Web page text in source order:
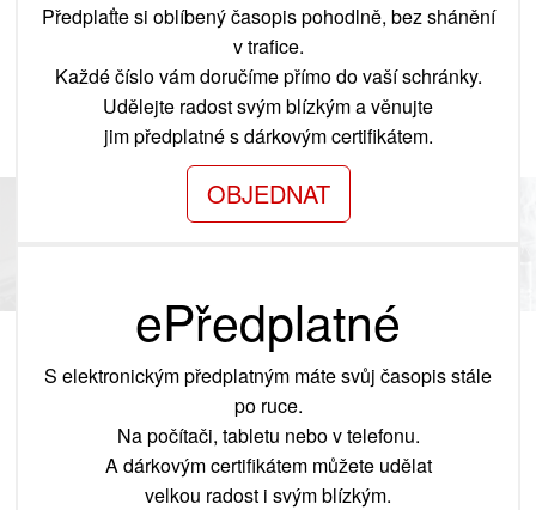
Předplaťte si oblíbený časopis pohodlně, bez shánění
v trafice.
Každé číslo vám doručíme přímo do vaší schránky.
Udělejte radost svým blízkým a věnujte
jim předplatné s dárkovým certifikátem.
OBJEDNAT
ePředplatné
S elektronickým předplatným máte svůj časopis stále
po ruce.
Na počítači, tabletu nebo v telefonu.
A dárkovým certifikátem můžete udělat
velkou radost i svým blízkým.